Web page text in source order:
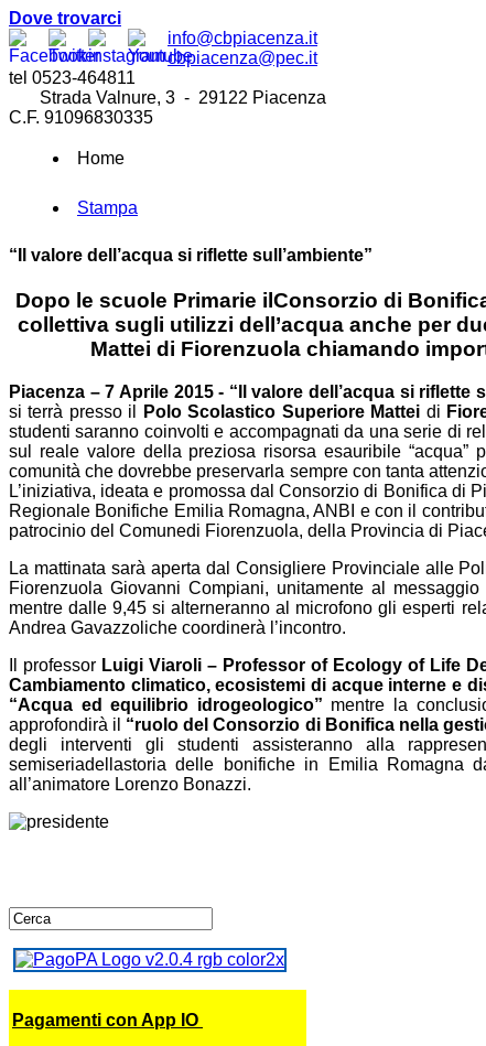
Dove trovarci
info@cbpiacenza.it
cbpiacenza@pec.it
tel 0523-464811
Strada Valnure, 3 - 29122 Piacenza
C.F. 91096830335
Home
Stampa
“Il valore dell’acqua si riflette sull’ambiente”
Dopo le scuole Primarie ilConsorzio di
collettiva sugli utilizzi dell’acqua anche per
Mattei di Fiorenzuola chiamando
Piacenza – 7 Aprile 2015 - “Il valore dell’acqua si riflette
si terrà presso il
Polo Scolastico Superiore Mattei di
studenti saranno coinvolti e accompagnati da una serie di
sul reale valore della preziosa risorsa esauribile
comunità che dovrebbe preservarla sempre con tanta
L’iniziativa, ideata e promossa dal Consorzio di Bonifica di
Regionale Bonifiche Emilia Romagna, ANBI e con il
patrocinio del Comunedi Fiorenzuola, della Provincia di
La mattinata sarà aperta dal Consigliere Provinciale alle
Fiorenzuola Giovanni Compiani, unitamente al
mentre dalle 9,45 si alterneranno al microfono gli esperti
Andrea Gavazzoliche coordinerà l’incontro.
Il professor Luigi Viaroli – Professor of Ecology of Life
Cambiamento climatico, ecosistemi di acque interne e
“Acqua ed equilibrio idrogeologico” mentre la
approfondirà il “ruolo del Consorzio di Bonifica nella
degli interventi gli studenti assisteranno alla
semiseriadellastoria delle bonifiche in Emilia Romagna
all’animatore Lorenzo Bonazzi.
Pagamenti con App IO